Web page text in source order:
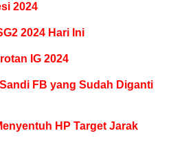
2024
2024 Hari Ini
IG 2024
FB yang Sudah Diganti
HP Target Jarak